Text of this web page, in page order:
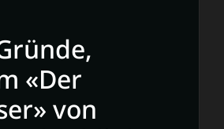
«Der
von